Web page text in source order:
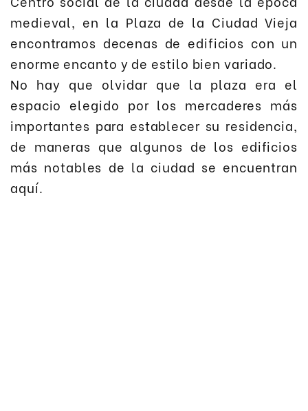
medieval, en la Plaza de la Ciudad Vieja
encontramos decenas de edificios con un
enorme encanto y de estilo bien variado.
No hay que olvidar que la plaza era el
espacio elegido por los mercaderes más
importantes para establecer su residencia,
de maneras que algunos de los edificios
más notables de la ciudad se encuentran
aquí.